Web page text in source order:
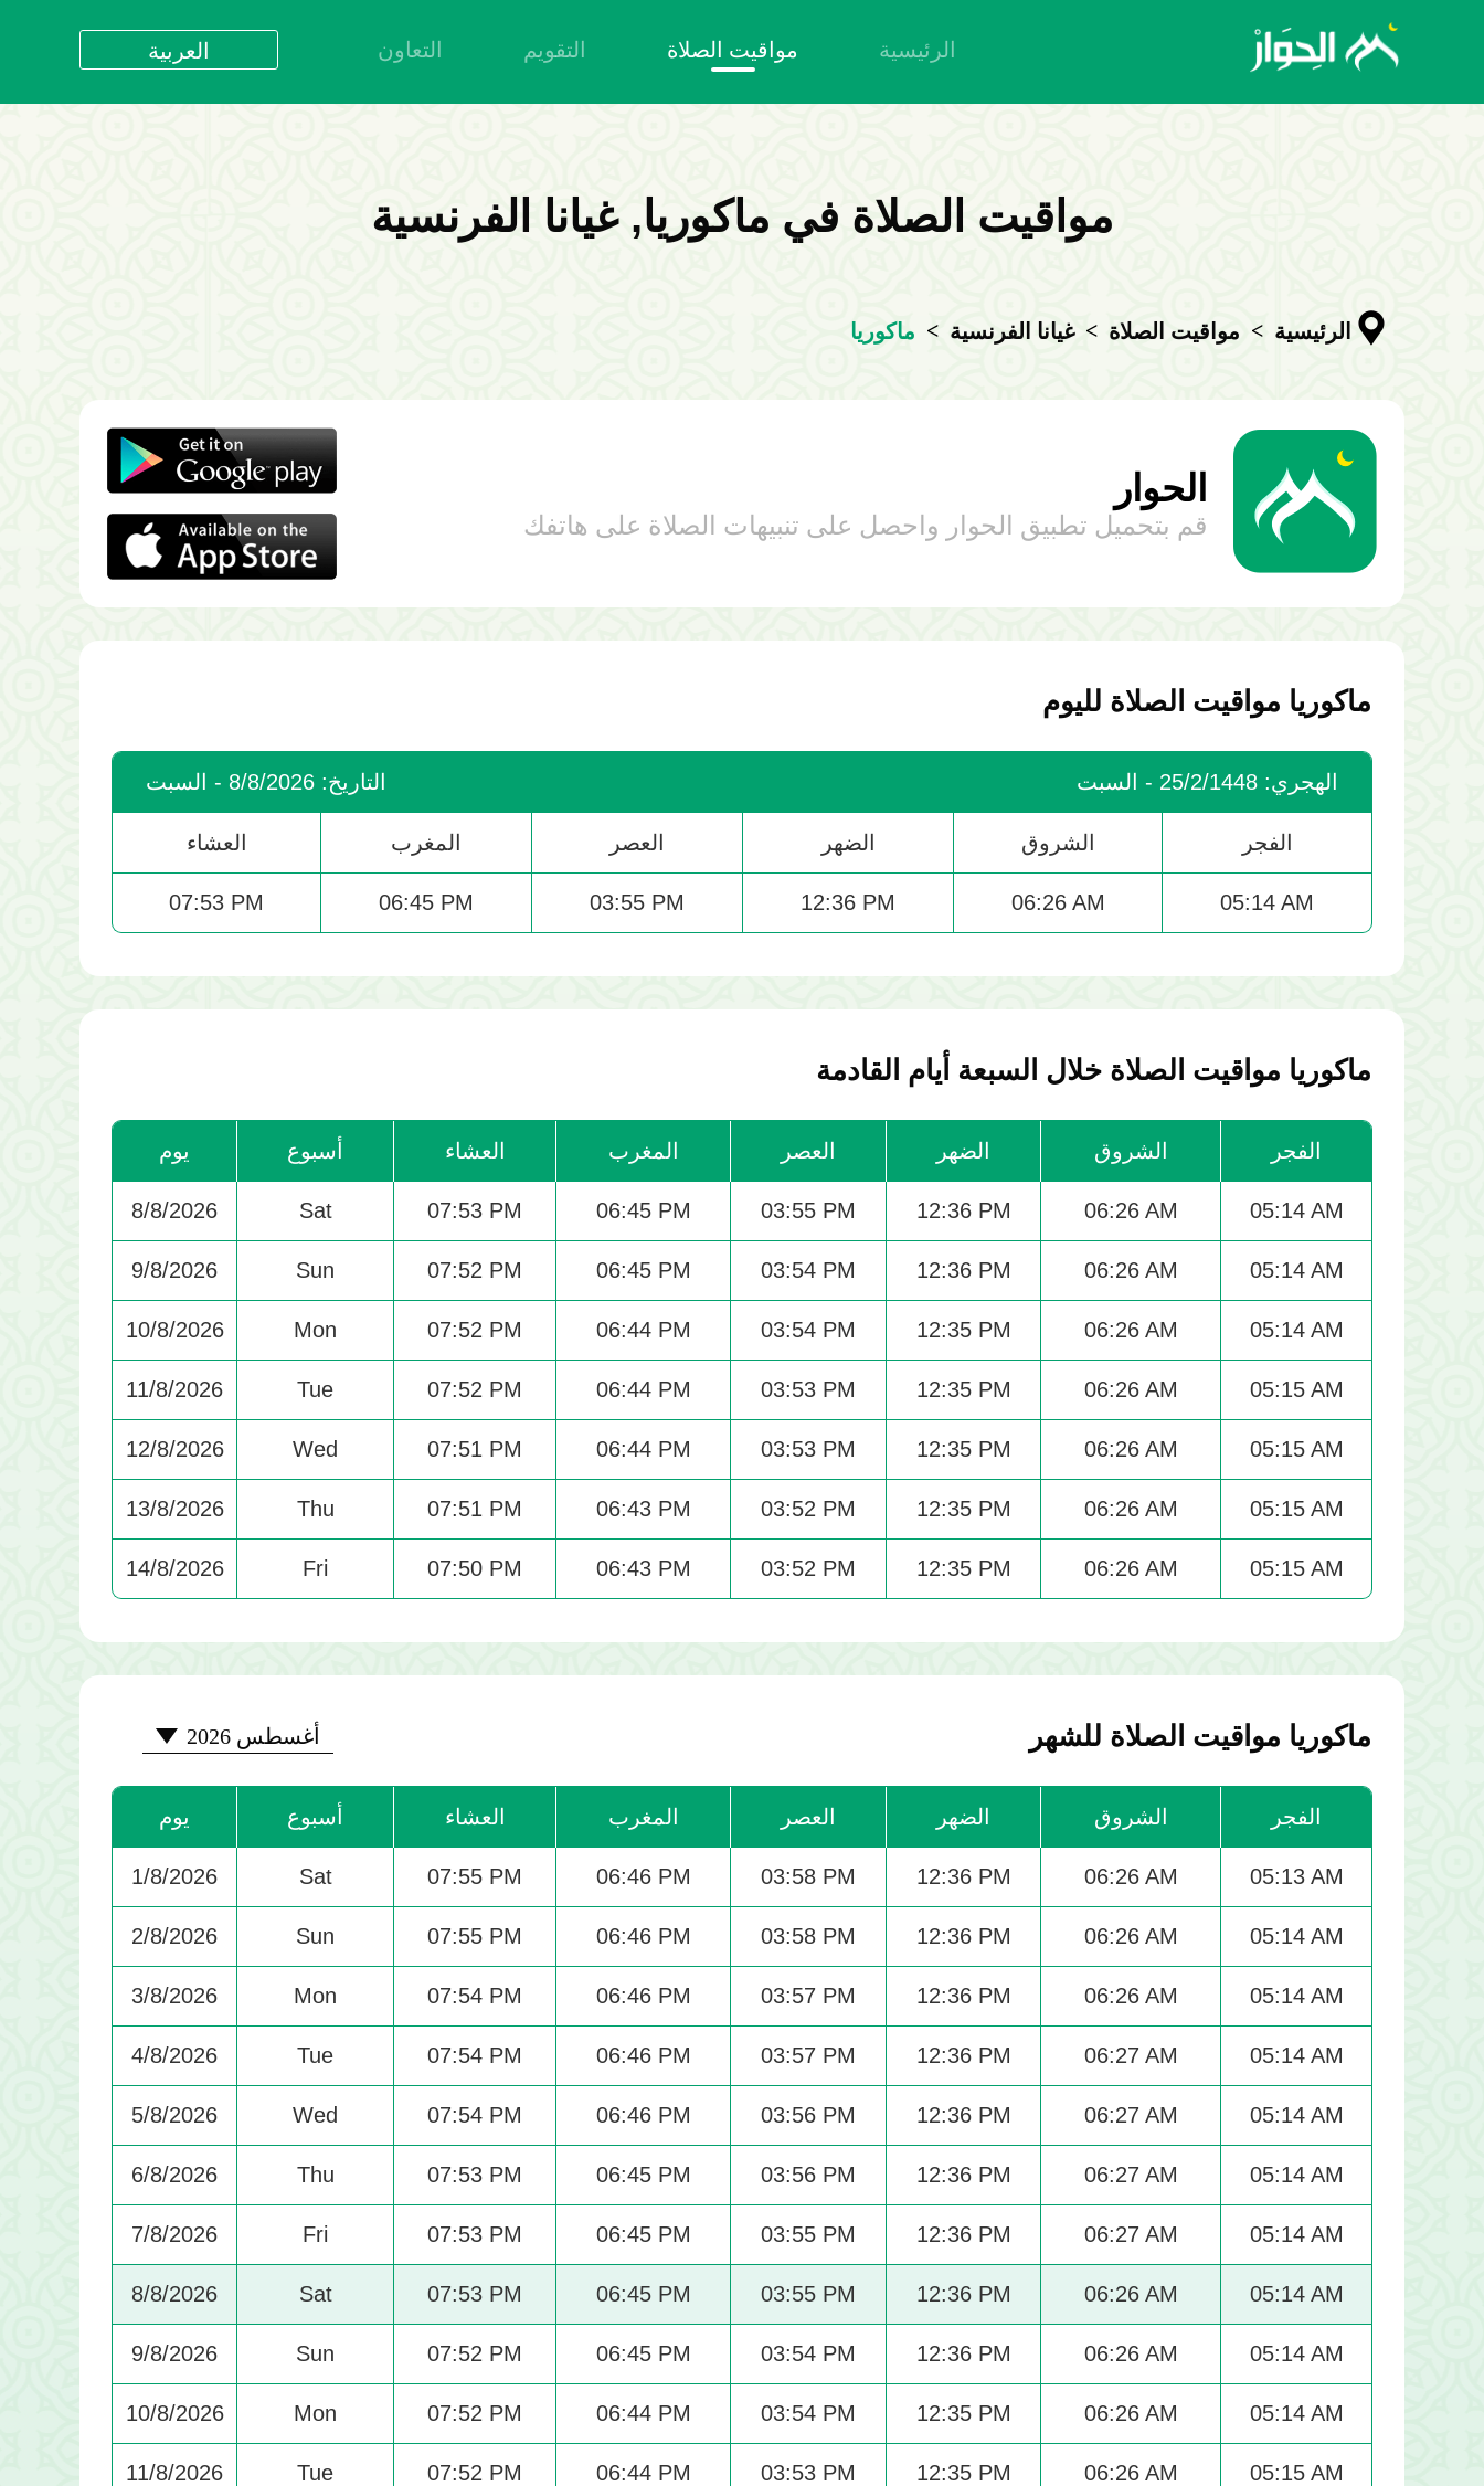
الرئيسية مواقيت الصلاة التقويم التعاون
العربية
مواقيت الصلاة في ماكوريا, غيانا الفرنسية
الرئيسية > مواقيت الصلاة > غيانا الفرنسية > ماكوريا
الحوار
قم بتحميل تطبيق الحوار واحصل على تنبيهات الصلاة على هاتفك
ماكوريا مواقيت الصلاة لليوم
التاريخ: 8/8/2026 - السبت الهجري: 25/2/1448 - السبت
العشاء المغرب العصر الضهر الشروق الفجر
07:53 PM 06:45 PM 03:55 PM 12:36 PM 06:26 AM 05:14 AM
ماكوريا مواقيت الصلاة خلال السبعة أيام القادمة
يوم أسبوع العشاء المغرب العصر الضهر الشروق الفجر
8/8/2026 Sat 07:53 PM 06:45 PM 03:55 PM 12:36 PM 06:26 AM 05:14 AM
9/8/2026 Sun 07:52 PM 06:45 PM 03:54 PM 12:36 PM 06:26 AM 05:14 AM
10/8/2026 Mon 07:52 PM 06:44 PM 03:54 PM 12:35 PM 06:26 AM 05:14 AM
11/8/2026 Tue 07:52 PM 06:44 PM 03:53 PM 12:35 PM 06:26 AM 05:15 AM
12/8/2026 Wed 07:51 PM 06:44 PM 03:53 PM 12:35 PM 06:26 AM 05:15 AM
13/8/2026 Thu 07:51 PM 06:43 PM 03:52 PM 12:35 PM 06:26 AM 05:15 AM
14/8/2026 Fri 07:50 PM 06:43 PM 03:52 PM 12:35 PM 06:26 AM 05:15 AM
ماكوريا مواقيت الصلاة للشهر 2026-08
أغسطس 2026
يوم أسبوع العشاء المغرب العصر الضهر الشروق الفجر
1/8/2026 Sat 07:55 PM 06:46 PM 03:58 PM 12:36 PM 06:26 AM 05:13 AM
2/8/2026 Sun 07:55 PM 06:46 PM 03:58 PM 12:36 PM 06:26 AM 05:14 AM
3/8/2026 Mon 07:54 PM 06:46 PM 03:57 PM 12:36 PM 06:26 AM 05:14 AM
4/8/2026 Tue 07:54 PM 06:46 PM 03:57 PM 12:36 PM 06:27 AM 05:14 AM
5/8/2026 Wed 07:54 PM 06:46 PM 03:56 PM 12:36 PM 06:27 AM 05:14 AM
6/8/2026 Thu 07:53 PM 06:45 PM 03:56 PM 12:36 PM 06:27 AM 05:14 AM
7/8/2026 Fri 07:53 PM 06:45 PM 03:55 PM 12:36 PM 06:27 AM 05:14 AM
8/8/2026 Sat 07:53 PM 06:45 PM 03:55 PM 12:36 PM 06:26 AM 05:14 AM
9/8/2026 Sun 07:52 PM 06:45 PM 03:54 PM 12:36 PM 06:26 AM 05:14 AM
10/8/2026 Mon 07:52 PM 06:44 PM 03:54 PM 12:35 PM 06:26 AM 05:14 AM
11/8/2026 Tue 07:52 PM 06:44 PM 03:53 PM 12:35 PM 06:26 AM 05:15 AM